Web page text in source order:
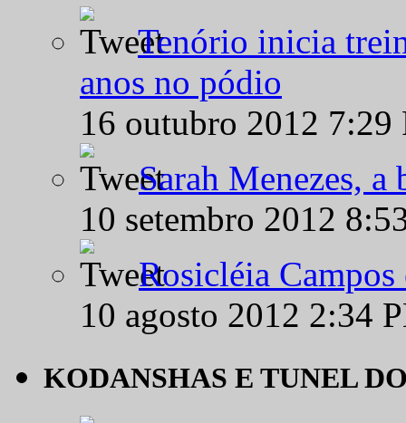
Tenório inicia
anos no pódio
16 outubro 2012
Sarah Menezes,
10 setembro 2012
Rosicléia
10 agosto 2012 2:34
KODANSHAS E TUNEL